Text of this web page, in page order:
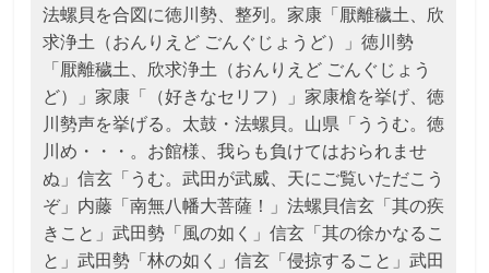
法螺貝を合図に徳川勢、整列。家康「厭離穢土、欣
求浄土（おんりえど ごんぐじょうど）」徳川勢
「厭離穢土、欣求浄土（おんりえど ごんぐじょう
ど）」家康「（好きなセリフ）」家康槍を挙げ、徳
川勢声を挙げる。太鼓・法螺貝。山県「ううむ。徳
川め・・・。お館様、我らも負けてはおられませ
ぬ」信玄「うむ。武田が武威、天にご覧いただこう
ぞ」内藤「南無八幡大菩薩！」法螺貝信玄「其の疾
きこと」武田勢「風の如く」信玄「其の徐かなるこ
と」武田勢「林の如く」信玄「侵掠すること」武田